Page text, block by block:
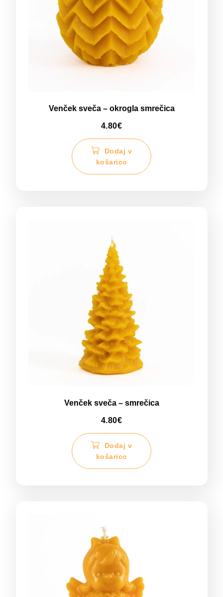
Venček sveča – okrogla smrečica
4.80€
Dodaj v
košarico
Venček sveča – smrečica
4.80€
Dodaj v
košarico